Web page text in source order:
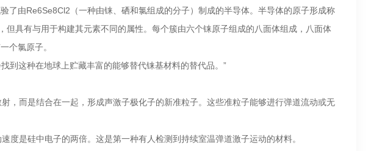
了由Re6Se8Cl2（一种由铼、硒和氯组成的分子）制成的半导体。半导体的原子形成称
但具有与用于构建其元素不同的属性。每个簇由六个铼原子组成的八面体组成，八面体
个氯原子。
到这种在地球上贮藏丰富的能够替代铼基材料的替代品。”
，而是结合在一起，形成声激子极化子的新准粒子。这些准粒子能够进行弹道流动或无
度是硅中电子的两倍。这是第一种有人检测到持续室温弹道激子运动的材料。